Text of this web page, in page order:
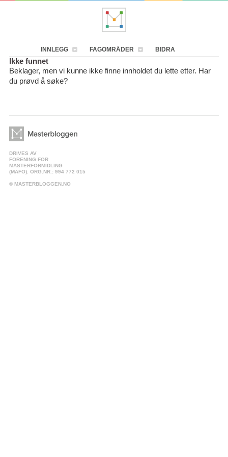
INNLEGG FAGOMRÅDER BIDRA
Ikke funnet
Beklager, men vi kunne ikke finne innholdet du lette etter. Har
du prøvd å søke?
DRIVES AV
FORENING FOR
MASTERFORMIDLING
(MAFO). ORG.NR.: 994 772 015
© MASTERBLOGGEN.NO